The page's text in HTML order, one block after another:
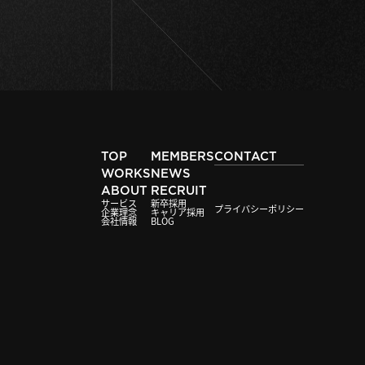
TOP
WORKS
ABOUT
サービス
企業理念
会社情報
MEMBERS
NEWS
RECRUIT
新卒採用
キャリア採用
BLOG
CONTACT
プライバシーポリシー